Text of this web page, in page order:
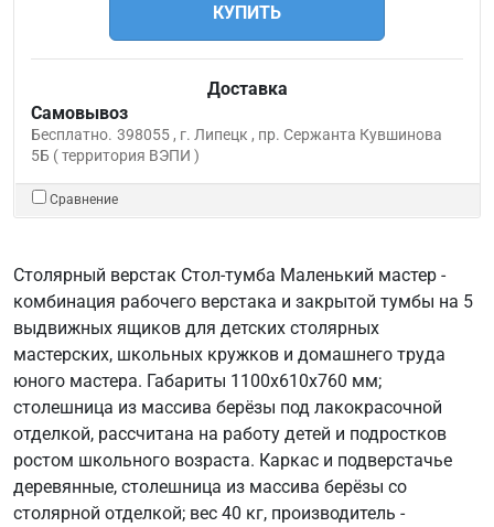
КУПИТЬ
Доставка
Самовывоз
Бесплатно. 398055 , г. Липецк , пр. Сержанта Кувшинова
5Б ( территория ВЭПИ )
Сравнение
Столярный верстак Стол-тумба Маленький мастер -
комбинация рабочего верстака и закрытой тумбы на 5
выдвижных ящиков для детских столярных
мастерских, школьных кружков и домашнего труда
юного мастера. Габариты 1100х610х760 мм;
столешница из массива берёзы под лакокрасочной
отделкой, рассчитана на работу детей и подростков
ростом школьного возраста. Каркас и подверстачье
деревянные, столешница из массива берёзы со
столярной отделкой; вес 40 кг, производитель -